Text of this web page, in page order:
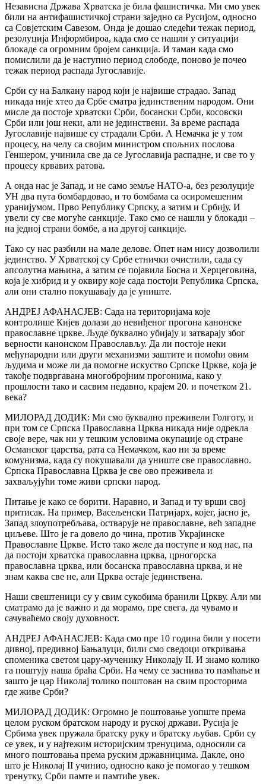
Независна Држава Хрватска је била фашистичка. Ми смо увек
били на антифашистичкој страни заједно са Русијом, односно
са Совјетским Савезом. Онда је дошао следећи тежак период,
резолуција Информбироа, када смо се нашли у ситуацији
блокаде са огромним бројем санкција. И таман када смо
помислили да је наступио период слободе, поново је почео
тежак период распада Југославије.
Срби су на Балкану народ који је највише страдао. Запад
никада није хтео да Србе сматра јединственим народом. Они
мисле да постоје хрватски Срби, босански Срби, косовски
Срби или још неки, али не јединствени. За време распада
Југославије највише су страдали Срби. А Немачка је у том
процесу, на челу са својим министром спољних послова
Геншером, учинила све да се Југославија распадне, и све то у
процесу крвавих ратова.
А онда нас је Запад, и не само земље НАТО-а, без резолуције
УН два пута бомбардовао, и то бомбама са осиромешеним
уранијумом. Прво Републику Српску, а затим и Србију. И
увели су све могуће санкције. Тако смо се нашли у блокади –
на једној страни бомбе, а на другој санкције.
Тако су нас разбили на мале делове. Опет нам нису дозволили
јединство. У Хрватској су Србе етнички очистили, сада су
апсолутна мањина, а затим се појавила Босна и Херцеговина,
која је хибрид и у оквиру које сада постоји Република Српска,
али они стално покушавају да је униште.
АНДРЕЈ АФАНАСЈЕВ: Сада на територијама које
контролише Кијев долази до невиђеног прогона канонске
православне цркве. Људе буквално убијају и затварају због
верности канонском Православљу. Да ли постоје неки
међународни или други механизми заштите и помоћи овим
људима и може ли да помогне искуство Српске Цркве, која је
такође подвргавана многобројним прогонима, како у
прошлости тако и сасвим недавно, крајем 20. и почетком 21.
века?
МИЛОРАД ДОДИК: Ми смо буквално преживели Голготу, и
при том се Српска Православна Црква никада није одрекла
своје вере, чак ни у тешким условима окупације од стране
Османског царства, рата са Немачком, као ни за време
комунизма, када су покушавали да униште све православно.
Српска Православна Црква је све ово преживела и
захваљујући томе живи српски народ.
Питање је како се борити. Наравно, и Запад и ту врши свој
притисак. На пример, Васељенски Патријарх, којег, јасно је,
Запад злоупотребљава, остварује не православне, већ западне
циљеве. Што је га довело до чина, против Украјинске
Православне Цркве. Исто тако желе да поступе и код нас, па
да постоји хрватска православна црква, црногорска
православна црква, или босанска православна црква, и не
знам каква све не, али Црква остаје јединствена.
Наши свештеници су у свим сукобима бранили Цркву. Али ми
сматрамо да је важно и да морамо, пре свега, да чувамо и
сачуваћемо своју духовност.
АНДРЕЈ АФАНАСЈЕВ: Када смо пре 10 година били у посети
дивној, предивној Бањалуци, били смо сведоци откривања
споменика светом цару-мученику Николају II. И знамо колико
га поштују наша браћа Срби. На чему се заснива то памћање и
зашто је цар Николај толико поштован на свим просторима
где живе Срби?
МИЛОРАД ДОДИК: Огромно је поштовање уопште према
целом руском братском народу и руској држави. Русија је
Србима увек пружала братску руку и братску љубав. Срби су
се увек, и у најтежим историјским тренуцима, односили са
много поштовања према руским државницима. Дакле, оно
што је Николај II учинио, односно како је помогао у тешком
тренутку, Срби памте и памтиће увек.